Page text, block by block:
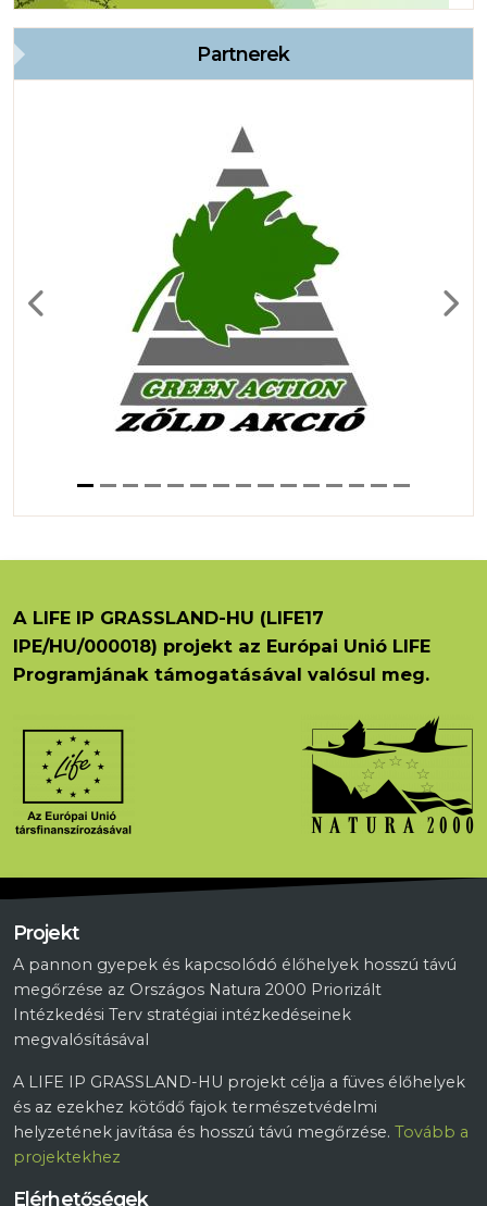
Partnerek
Previous Next
A LIFE IP GRASSLAND-HU (LIFE17
IPE/HU/000018) projekt az Európai Unió LIFE
Programjának támogatásával valósul meg.
Projekt
A pannon gyepek és kapcsolódó élőhelyek hosszú távú
megőrzése az Országos Natura 2000 Priorizált
Intézkedési Terv stratégiai intézkedéseinek
megvalósításával
A LIFE IP GRASSLAND-HU projekt célja a füves élőhelyek
és az ezekhez kötődő fajok természetvédelmi
helyzetének javítása és hosszú távú megőrzése. Tovább a
projektekhez
Elérhetőségek